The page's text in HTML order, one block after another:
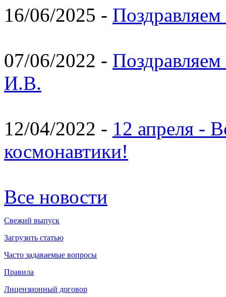
16/06/2025 -
07/06/2022 -
И.В.
12/04/2022 - 12 апреля -
космонавтики!
Все новости
Свежий выпуск
Загрузить статью
Часто задаваемые вопросы
Правила
Лицензионный договор